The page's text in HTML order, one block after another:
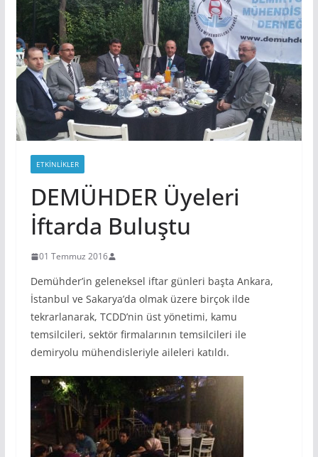
ETKINLIKLER
DEMÜHDER Üyeleri
İftarda Buluştu
01 Temmuz 2016
Demühder’in geleneksel iftar günleri başta Ankara,
İstanbul ve Sakarya’da olmak üzere birçok ilde
tekrarlanarak, TCDD’nin üst yönetimi, kamu
temsilcileri, sektör firmalarının temsilcileri ile
demiryolu mühendisleriyle aileleri katıldı.